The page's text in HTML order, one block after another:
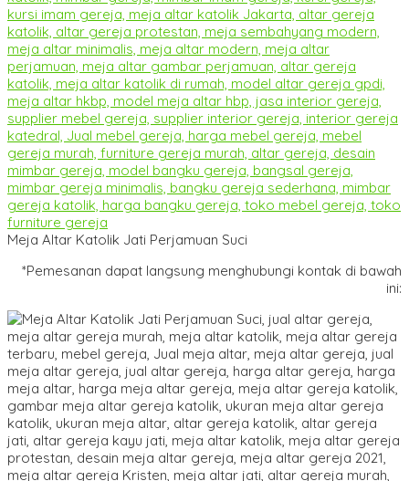
Meja Altar Katolik Jati Perjamuan Suci
*Pemesanan dapat langsung menghubungi kontak di bawah
ini: